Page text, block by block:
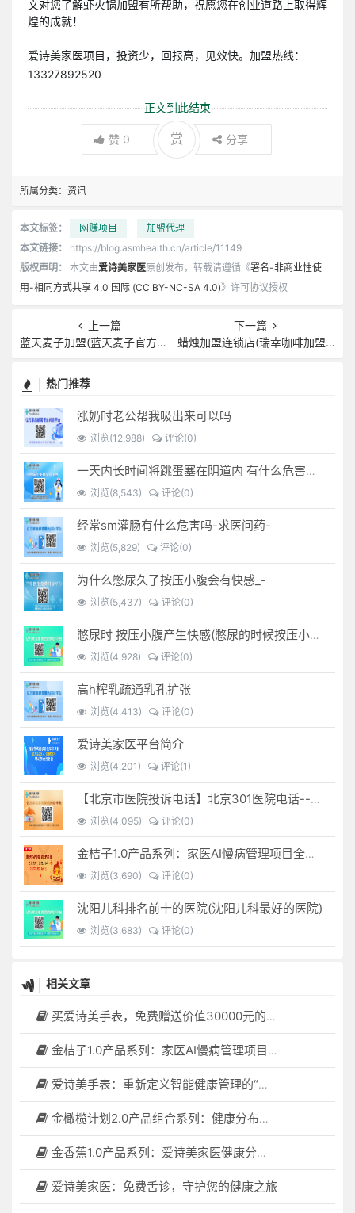
文对您了解虾火锅加盟有所帮助，祝愿您在创业道路上取得辉
煌的成就！
爱诗美家医项目，投资少，回报高，见效快。加盟热线：
13327892520
正文到此结束
赞 0 赏 分享
所属分类： 资讯
本文标签： 网赚项目
加盟代理
本文链接：
https://blog.asmhealth.cn/article/11149
版权声明：
本文由爱诗美家医原创发布，转载请遵循《署名-非商业性使
用-相同方式共享 4.0 国际 (CC BY-NC-SA 4.0)》许可协议授权
上一篇
蓝天麦子加盟(蓝天麦子官方旗舰店)
下一篇
蜡烛加盟连锁店(瑞幸咖啡加盟官网)
热门推荐
涨奶时老公帮我吸出来可以吗
浏览(12,988) 评论(0)
一天内长时间将跳蛋塞在阴道内 有什么危害免...(跳蛋是放哪里)
浏览(8,543) 评论(0)
经常sm灌肠有什么危害吗-求医问药-
浏览(5,829) 评论(0)
为什么憋尿久了按压小腹会有快感_-
浏览(5,437) 评论(0)
憋尿时 按压小腹产生快感(憋尿的时候按压小腹是什么感觉)
浏览(4,928) 评论(0)
高h榨乳疏通乳孔扩张
浏览(4,413) 评论(0)
爱诗美家医平台简介
浏览(4,201) 评论(1)
【北京市医院投诉电话】北京301医院电话--(北京301医院投诉电话多少)
浏览(4,095) 评论(0)
金桔子1.0产品系列：家医AI慢病管理项目全国招募区域合伙人，低投入，高回报，长收益
浏览(3,690) 评论(0)
沈阳儿科排名前十的医院(沈阳儿科最好的医院)
浏览(3,683) 评论(0)
相关文章
买爱诗美手表，免费赠送价值30000元的数智化门店系统一套（含硬件）
金桔子1.0产品系列：家医AI慢病管理项目全国招募区域合伙人，低投入，高回报，长收益
爱诗美手表：重新定义智能健康管理的“医疗级守护者”
金橄榄计划2.0产品组合系列：健康分布机（健康一体机）+慢病管理系统，可落地在健康小屋，社区服务中心等等
金香蕉1.0产品系列：爱诗美家医健康分布机，健康一体机，社区服务中心，药店，健康小屋都需要
爱诗美家医：免费舌诊，守护您的健康之旅